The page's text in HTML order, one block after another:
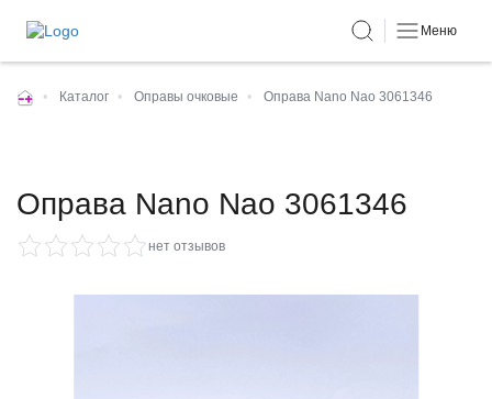
Меню
• Каталог • Оправы очковые • Оправа Nano Nao 3061346
Оправа Nano Nao 3061346
нет отзывов